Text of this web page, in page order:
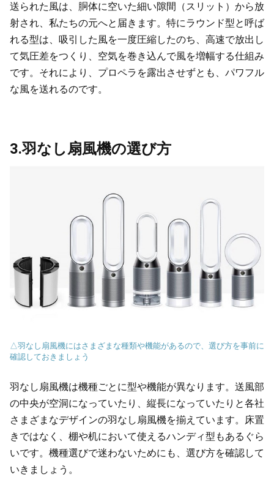
送られた風は、胴体に空いた細い隙間（スリット）から放
射され、私たちの元へと届きます。特にラウンド型と呼ば
れる型は、吸引した風を一度圧縮したのち、高速で放出し
て気圧差をつくり、空気を巻き込んで風を増幅する仕組み
です。それにより、プロペラを露出させずとも、パワフル
な風を送れるのです。
3.羽なし扇風機の選び方
△羽なし扇風機にはさまざまな種類や機能があるので、選び方を事前に
確認しておきましょう
羽なし扇風機は機種ごとに型や機能が異なります。送風部
の中央が空洞になっていたり、縦長になっていたりと各社
さまざまなデザインの羽なし扇風機を揃えています。床置
きではなく、棚や机において使えるハンディ型もあるぐら
いです。機種選びで迷わないためにも、選び方を確認して
いきましょう。